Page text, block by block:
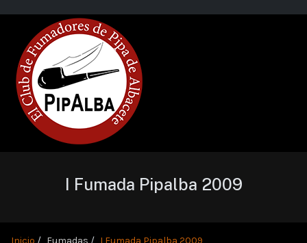
I Fumada Pipalba 2009